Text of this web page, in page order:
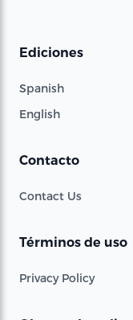
Ediciones
Spanish
English
Contacto
Contact Us
Términos de uso
Privacy Policy